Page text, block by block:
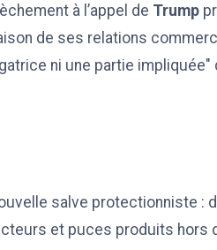
à l’appel de Trump
de ses relations
ni une partie
salve protectionniste :
et puces produits hors